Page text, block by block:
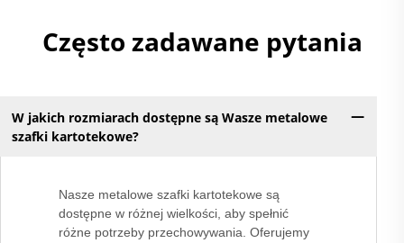
Często zadawane pytania
W jakich rozmiarach dostępne są Wasze metalowe
szafki kartotekowe?
Nasze metalowe szafki kartotekowe są
dostępne w różnej wielkości, aby spełnić
różne potrzeby przechowywania. Oferujemy